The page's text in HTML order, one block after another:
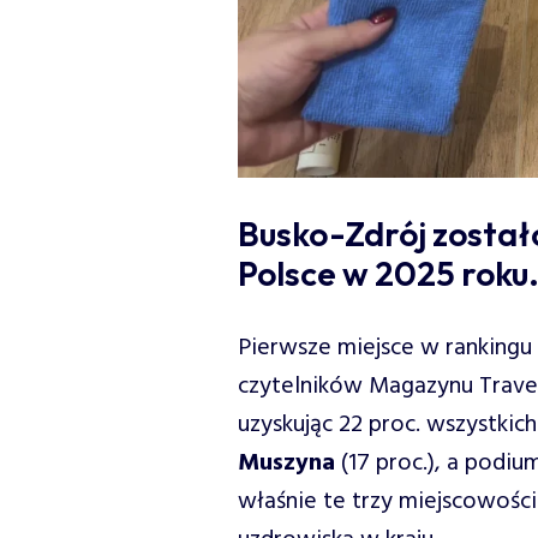
Busko-Zdrój
Polsce w 2025
Pierwsze miejsce w
czytelników Magazynu
uzyskując 22 proc.
Muszyna (17 proc.), a
właśnie te trzy